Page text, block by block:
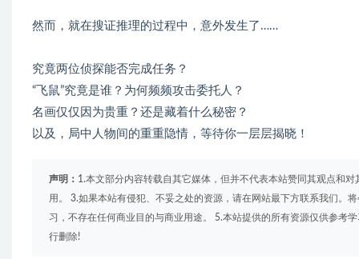
然而，就在搜证推理的过程中，意外发生了……
究竟两位侦探能否完成任务？
“飞鼠”究竟是谁？为何频频攻击委托人？
名画仅仅因为贵重？还是藏着什么秘密？
以及，局中人物间的重重隐情，等待你一层层揭晓！
声明： 1.本文部分内容转载自其它媒体，但并不代表本站赞同其观点和
用。 3.如果本站有侵犯、不妥之处的资源，请在网站最下方联系我们。
习，不存在任何商业目的与商业用途。 5.本站提供的所有资源仅供参考
行删除!